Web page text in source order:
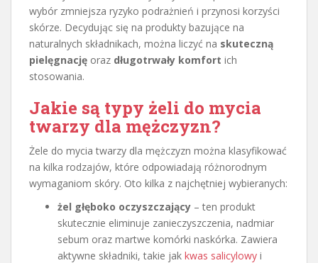
wybór zmniejsza ryzyko podrażnień i przynosi korzyści
skórze. Decydując się na produkty bazujące na
naturalnych składnikach, można liczyć na skuteczną
pielęgnację oraz długotrwały komfort ich
stosowania.
Jakie są typy żeli do mycia
twarzy dla mężczyzn?
Żele do mycia twarzy dla mężczyzn można klasyfikować
na kilka rodzajów, które odpowiadają różnorodnym
wymaganiom skóry. Oto kilka z najchętniej wybieranych:
żel głęboko oczyszczający – ten produkt
skutecznie eliminuje zanieczyszczenia, nadmiar
sebum oraz martwe komórki naskórka. Zawiera
aktywne składniki, takie jak kwas salicylowy i